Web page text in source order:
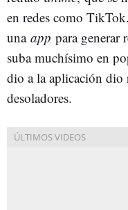
en redes como
una app para generar
suba muchísimo en
dio a la aplicación dio
desoladores.